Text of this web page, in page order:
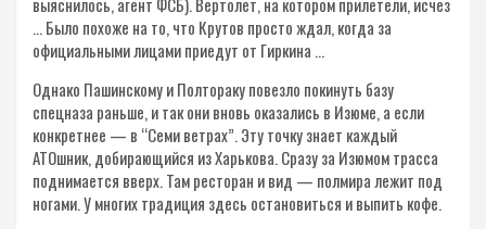
… Было похоже на то, что Крутов просто ждал, когда за
официальными лицами приедут от Гиркина …
Однако Пашинскому и Полтораку повезло покинуть базу
спецназа раньше, и так они вновь оказались в Изюме, а если
конкретнее — в “Семи ветрах”. Эту точку знает каждый
АТОшник, добирающийся из Харькова. Сразу за Изюмом трасса
поднимается вверх. Там ресторан и вид — полмира лежит под
ногами. У многих традиция здесь остановиться и выпить кофе.